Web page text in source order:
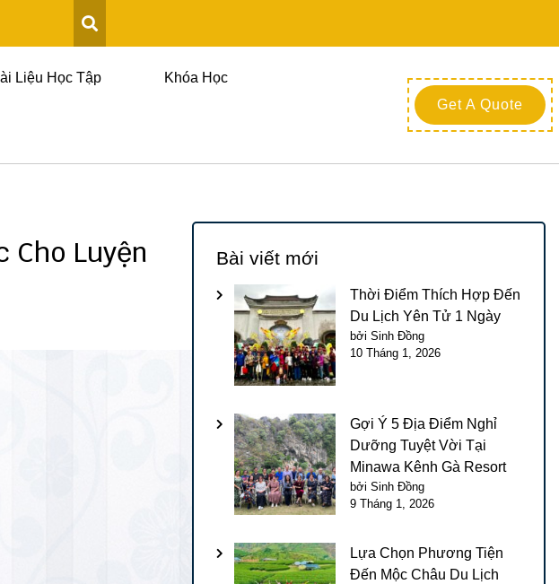
Liệu Học Tập Khóa Học
Get A Quote
Cho Luyện
Bài viết mới
Thời Điểm Thích Hợp Đến
Du Lịch Yên Tử 1 Ngày
bởi Sinh Đồng
10 Tháng 1, 2026
Gợi Ý 5 Địa Điểm Nghỉ
Dưỡng Tuyệt Vời Tại
Minawa Kênh Gà Resort
bởi Sinh Đồng
9 Tháng 1, 2026
Lựa Chọn Phương Tiện
Đến Mộc Châu Du Lịch